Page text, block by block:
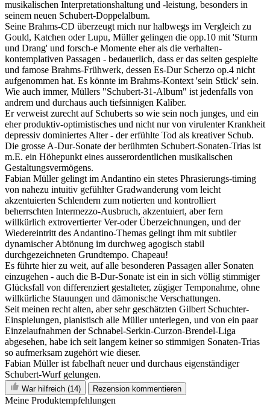
musikalischen Interpretationshaltung und -leistung, besonders in
seinem neuen Schubert-Doppelalbum.
Seine Brahms-CD überzeugt mich nur halbwegs im Vergleich zu
Gould, Katchen oder Lupu, Müller gelingen die opp.10 mit 'Sturm
und Drang' und forsch-e Momente eher als die verhalten-
kontemplativen Passagen - bedauerlich, dass er das selten gespielte
und famose Brahms-Frühwerk, dessen Es-Dur Scherzo op.4 nicht
aufgenommen hat. Es könnte im Brahms-Kontext 'sein Stück' sein.
Wie auch immer, Müllers "Schubert-31-Album" ist jedenfalls von
andrem und durchaus auch tiefsinnigen Kaliber.
Er verweist zurecht auf Schuberts so wie sein noch junges, und ein
eher produktiv-optimistisches und nicht nur von virulenter Krankheit
depressiv dominiertes Alter - der erfühlte Tod als kreativer Schub.
Die grosse A-Dur-Sonate der berühmten Schubert-Sonaten-Trias ist
m.E. ein Höhepunkt eines ausserordentlichen musikalischen
Gestaltungsvermögens.
Fabian Müller gelingt im Andantino ein stetes Phrasierungs-timing
von nahezu intuitiv gefühlter Gradwanderung vom leicht
akzentuierten Schlendern zum notierten und kontrolliert
beherrschten Intermezzo-Ausbruch, akzentuiert, aber fern
willkürlich extrovertierter Ver-oder Überzeichnungen, und der
Wiedereintritt des Andantino-Themas gelingt ihm mit subtiler
dynamischer Abtönung im durchweg agogisch stabil
durchgezeichneten Grundtempo. Chapeau!
Es führte hier zu weit, auf alle besonderen Passagen aller Sonaten
einzugehen - auch die B-Dur-Sonate ist ein in sich völlig stimmiger
Glücksfall von differenziert gestalteter, zügiger Temponahme, ohne
willkürliche Stauungen und dämonische Verschattungen.
Seit meinen recht alten, aber sehr geschätzten Gilbert Schuchter-
Einspielungen, pianistisch alle Müller unterlegen, und von ein paar
Einzelaufnahmen der Schnabel-Serkin-Curzon-Brendel-Liga
abgesehen, habe ich seit langem keiner so stimmigen Sonaten-Trias
so aufmerksam zugehört wie dieser.
Fabian Müller ist fabelhaft neuer und durchaus eigenständiger
Schubert-Wurf gelungen.
War hilfreich (14) Rezension kommentieren
Meine Produktempfehlungen